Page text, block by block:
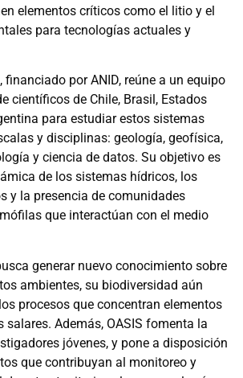
elementos críticos como el litio y el
para tecnologías actuales y
financiado por ANID, reúne a un equipo
científicos de Chile, Brasil, Estados
para estudiar estos sistemas
y disciplinas: geología, geofísica,
y ciencia de datos. Su objetivo es
de los sistemas hídricos, los
y la presencia de comunidades
que interactúan con el medio
generar nuevo conocimiento sobre
ambientes, su biodiversidad aún
procesos que concentran elementos
salares. Además, OASIS fomenta la
jóvenes, y pone a disposición
que contribuyan al monitoreo y